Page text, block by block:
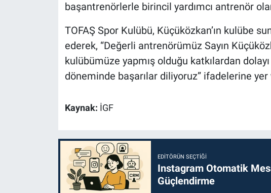
başantrenörlerle birincil yardımcı antrenör
TOFAŞ Spor Kulübü, Küçüközkan’ın kulübe
ederek, “Değerli antrenörümüz Sayın
kulübümüze yapmış olduğu katkılardan
döneminde başarılar diliyoruz” ifadelerine yer
Kaynak: İGF
EDITÖRÜN SEÇTIĞI
Instagram Otomatik
Güçlendirme